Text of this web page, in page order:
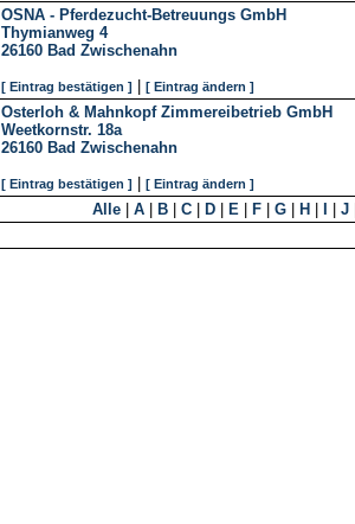
OSNA - Pferdezucht-Betreuungs GmbH
Thymianweg 4
26160 Bad Zwischenahn
[ Eintrag bestätigen ] [ Eintrag ändern ]
Osterloh & Mahnkopf Zimmereibetrieb GmbH
Weetkornstr. 18a
26160 Bad Zwischenahn
[ Eintrag bestätigen ] [ Eintrag ändern ]
Alle A B C D E F G H J